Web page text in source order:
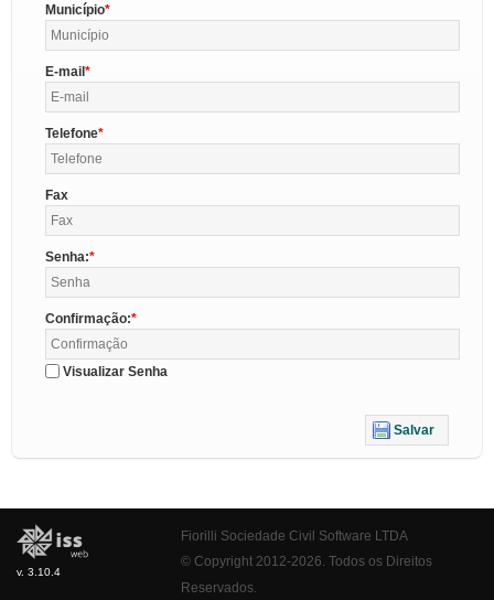
Município
E-mail
Telefone
Fax
Senha:
Confirmação:
Visualizar Senha
Salvar
v. 3.10.4
Fiorilli Sociedade Civil Software LTDA
© Copyright 2012-2026. Todos os Direitos
Reservados.